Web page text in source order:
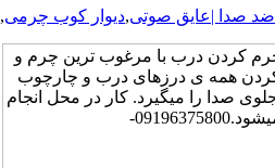
صدا |عایق صوتی,دیوار کوب چرمی,